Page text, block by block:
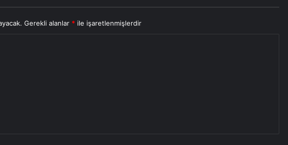
Gerekli alanlar * ile işaretlenmişlerdir